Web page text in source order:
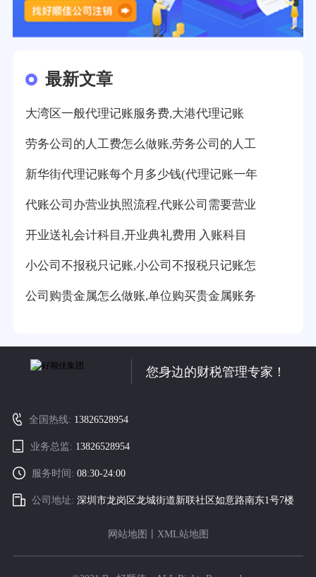
最新文章
大湾区一般代理记账服务费,大港代理记账
劳务公司的人工费怎么做账,劳务公司的人工
新华街代理记账每个月多少钱(代理记账一年
代账公司办营业执照流程,代账公司需要营业
开业送礼会计科目,开业典礼费用 入账科目
小公司不报税只记账,小公司不报税只记账怎
公司购贵金属怎么做账,单位购买贵金属账务
您身边的财税管理专家！
全国热线: 13826528954
业务总监: 13826528954
服务时间:08:30-24:00
公司地址:深圳市龙岗区龙城街道新联社区如意路南东1号7楼
网站地图 XML站地图